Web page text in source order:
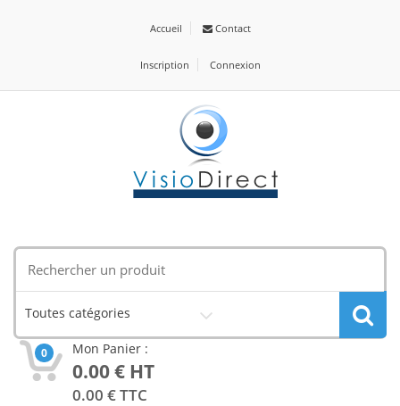
Accueil Contact
Inscription Connexion
Toutes catégories
0 Mon Panier :
0.00€ HT
0.00 € TTC